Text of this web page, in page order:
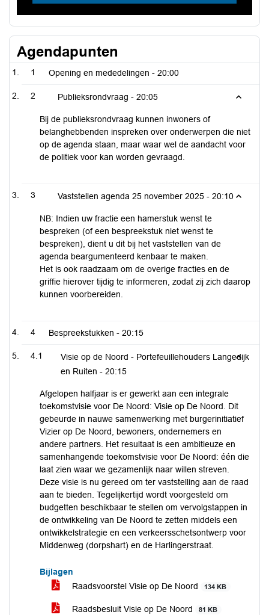
Agendapunten
1 Opening en mededelingen - 20:00
2 Publieksrondvraag - 20:05
Bij de publieksrondvraag kunnen inwoners of
belanghebbenden inspreken over onderwerpen die niet
op de agenda staan, maar waar wel de aandacht voor
de politiek voor kan worden gevraagd.
3 Vaststellen agenda 25 november 2025 - 20:10
NB: Indien uw fractie een hamerstuk wenst te
bespreken (of een bespreekstuk niet wenst te
bespreken), dient u dit bij het vaststellen van de
agenda beargumenteerd kenbaar te maken.
Het is ook raadzaam om de overige fracties en de
griffie hierover tijdig te informeren, zodat zij zich daarop
kunnen voorbereiden.
4 Bespreekstukken - 20:15
4.1
Visie op de Noord - Portefeuillehouders Langedijk
en Ruiten - 20:15
Afgelopen halfjaar is er gewerkt aan een integrale
toekomstvisie voor De Noord: Visie op De Noord. Dit
gebeurde in nauwe samenwerking met burgerinitiatief
Vizier op De Noord, bewoners, ondernemers en
andere partners. Het resultaat is een ambitieuze en
samenhangende toekomstvisie voor De Noord: één die
laat zien waar we gezamenlijk naar willen streven.
Deze visie is nu gereed om ter vaststelling aan de raad
aan te bieden. Tegelijkertijd wordt voorgesteld om
budgetten beschikbaar te stellen om vervolgstappen in
de ontwikkeling van De Noord te zetten middels een
ontwikkelstrategie en een verkeersschetsontwerp voor
Middenweg (dorpshart) en de Harlingerstraat.
Bijlagen
Raadsvoorstel Visie op De Noord
134 KB
Raadsbesluit Visie op De Noord 81 KB